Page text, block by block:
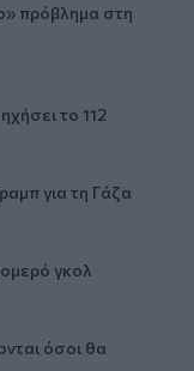
πρόβλημα στη
το 112
για τη Γάζα
γκολ
όσοι θα